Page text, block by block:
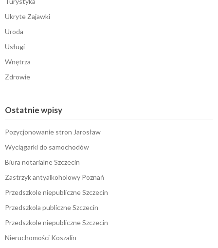
Ukryte Zajawki
Uroda
Usługi
Wnętrza
Zdrowie
Ostatnie wpisy
Pozycjonowanie stron Jarosław
Wyciągarki do samochodów
Biura notarialne Szczecin
Zastrzyk antyalkoholowy Poznań
Przedszkole niepubliczne Szczecin
Przedszkola publiczne Szczecin
Przedszkole niepubliczne Szczecin
Nieruchomości Koszalin